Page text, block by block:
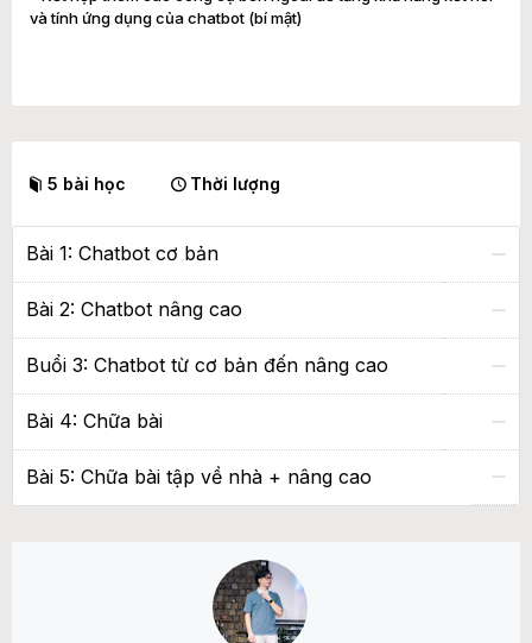
và tính ứng dụng của chatbot (bí mật)
5 bài học Thời lượng
Bài 1: Chatbot cơ bản
Bài 2: Chatbot nâng cao
Buổi 3: Chatbot từ cơ bản đến nâng cao
Bài 4: Chữa bài
Bài 5: Chữa bài tập về nhà + nâng cao